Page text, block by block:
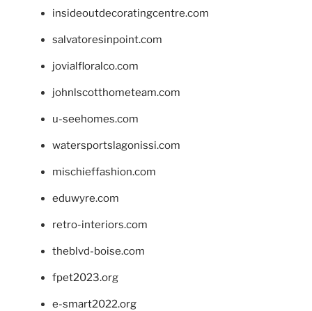
insideoutdecoratingcentre.com
salvatoresinpoint.com
jovialfloralco.com
johnlscotthometeam.com
u-seehomes.com
watersportslagonissi.com
mischieffashion.com
eduwyre.com
retro-interiors.com
theblvd-boise.com
fpet2023.org
e-smart2022.org